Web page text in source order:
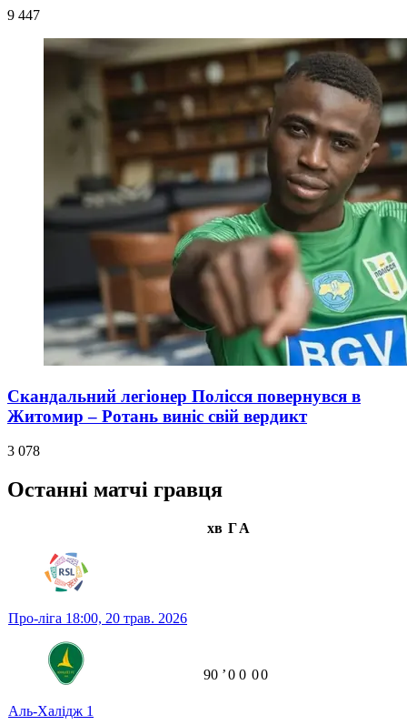
9 447
Скандальний легіонер Полісся повернувся в
Житомир – Ротань виніс свій вердикт
3 078
Останні матчі гравця
хв ГА
Про-ліга 18:00, 20 трав. 2026
Аль-Халідж 1
90 ʼ0 0 00